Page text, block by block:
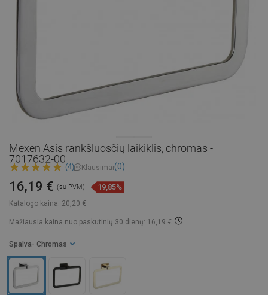
Mexen Asis rankšluosčių laikiklis, chromas -
7017632-00
(4) Klausimai(0)
Katalogo kaina: 20,20 €
16,19 € (su PVM) 19,85%
Mažiausia kaina nuo paskutinių 30 dienų: 16,19 €
Spalva - Chromas